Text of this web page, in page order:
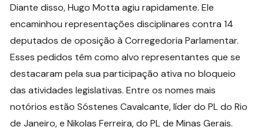
Diante disso, Hugo Motta agiu rapidamente. Ele
encaminhou representações disciplinares contra 14
deputados de oposição à Corregedoria Parlamentar.
Esses pedidos têm como alvo representantes que se
destacaram pela sua participação ativa no bloqueio
das atividades legislativas. Entre os nomes mais
notórios estão Sóstenes Cavalcante, líder do PL do Rio
de Janeiro, e Nikolas Ferreira, do PL de Minas Gerais.